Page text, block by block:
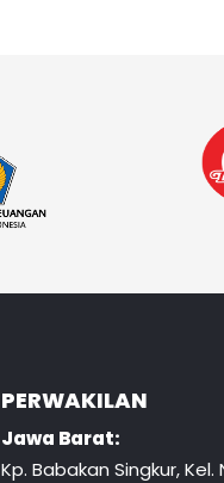
PERWAKILAN
Jawa Barat:
Kp. Babakan Singkur, Kel.